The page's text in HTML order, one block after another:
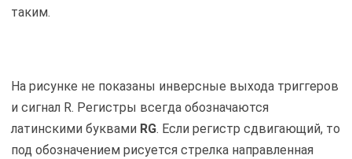
таким.
На рисунке не показаны инверсные выхода триггеров
и сигнал R. Регистры всегда обозначаются
латинскими буквами RG. Если регистр сдвигающий, то
под обозначением рисуется стрелка направленная